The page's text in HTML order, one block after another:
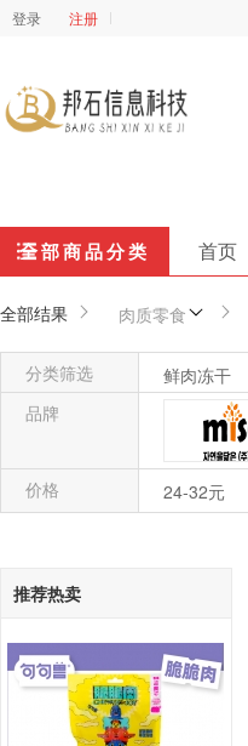
登录 注册
全部商品分类 首页
全部结果 肉质零食
分类筛选 鲜肉冻干
品牌
价格 24-32元
推荐热卖